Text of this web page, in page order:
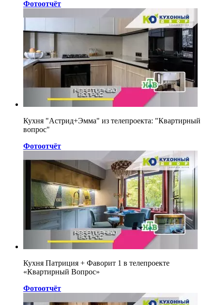
Фотоотчёт
Кухня "Астрид+Эмма" из телепроекта: "Квартирный
вопрос"
Фотоотчёт
Кухня Патриция + Фаворит 1 в телепроекте
«Квартирный Вопрос»
Фотоотчёт